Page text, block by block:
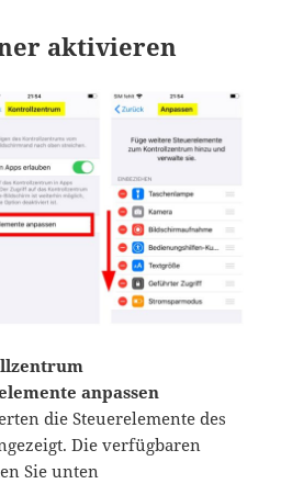
aktivieren
anpassen
die Steuerelemente des
Die verfügbaren
Sie unten